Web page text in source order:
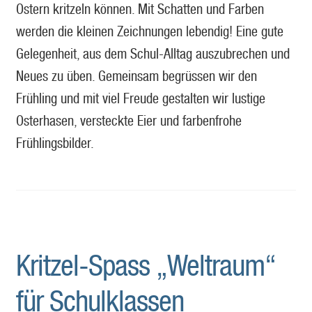
Ostern kritzeln können. Mit Schatten und Farben
werden die kleinen Zeichnungen lebendig! Eine gute
Gelegenheit, aus dem Schul-Alltag auszubrechen und
Neues zu üben. Gemeinsam begrüssen wir den
Frühling und mit viel Freude gestalten wir lustige
Osterhasen, versteckte Eier und farbenfrohe
Frühlingsbilder.
Kritzel-Spass „Weltraum“
für Schulklassen